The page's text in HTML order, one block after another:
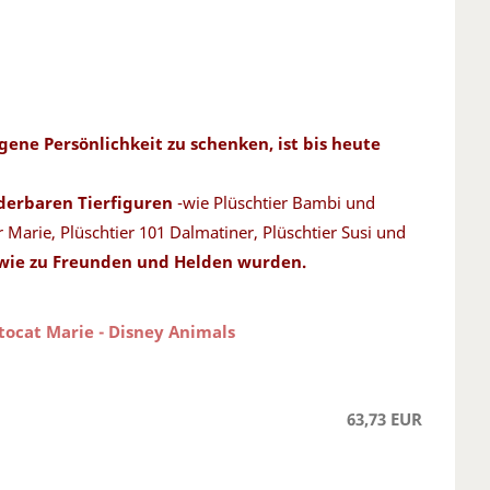
Persönlichkeit zu schenken, ist bis heute
Tierfiguren -wie Plüschtier Bambi und
Plüschtier 101 Dalmatiner, Plüschtier Susi und
zu Freunden und Helden wurden.
Marie - Disney Animals
63,73 EUR